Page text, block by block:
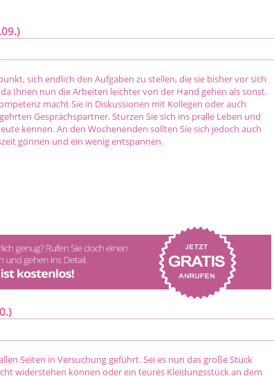
sich endlich den Aufgaben zu stellen, die sie bisher vor sich
Ihnen nun die Arbeiten leichter von der Hand gehen als sonst.
macht Sie in Diskussionen mit Kollegen oder auch
Gesprächspartner. Stürzen Sie sich ins pralle Leben und
kennen. An den Wochenenden sollten Sie sich jedoch auch
gönnen und ein wenig entspannen.
Seiten in Versuchung geführt. Sei es nun das große Stück
widerstehen können oder ein teures Kleidungsstück an dem